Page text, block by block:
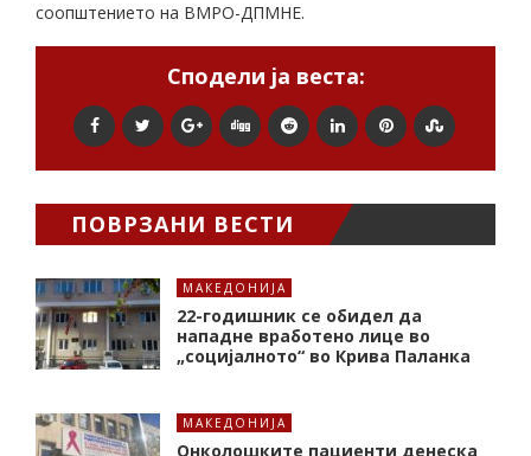
соопштението на ВМРО-ДПМНЕ.
Сподели ја веста:
ПОВРЗАНИ ВЕСТИ
МАКЕДОНИЈА
22-годишник се обидел да
нападне вработено лице во
„социјалното“ во Крива Паланка
МАКЕДОНИЈА
Онколошките пациенти денеска